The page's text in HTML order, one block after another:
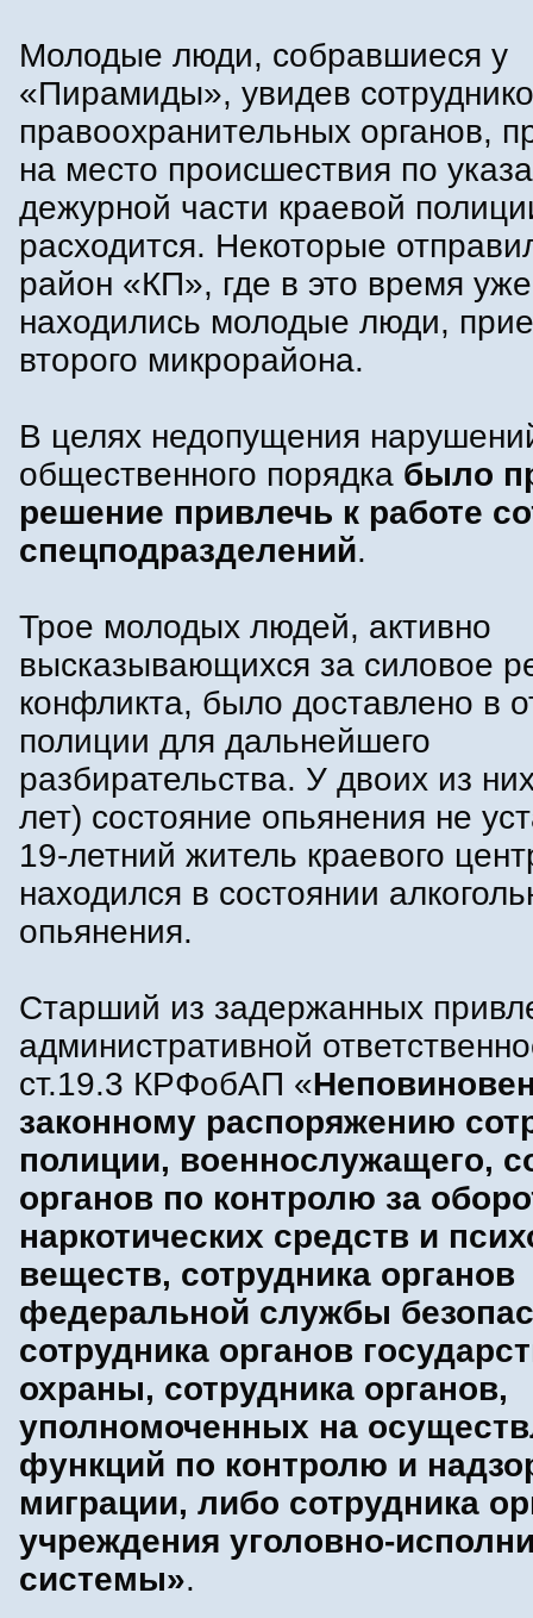
Молодые люди, собравшиеся у
«Пирамиды», увидев
правоохранительных органов,
на место происшествия по
дежурной части краевой
расходится. Некоторые
район «КП», где в это время уже
находились молодые люди,
второго микрорайона.
В целях недопущения
общественного порядка было
решение привлечь к работе
спецподразделений.
Трое молодых людей, активно
высказывающихся за силовое
конфликта, было доставлено в
полиции для дальнейшего
разбирательства. У двоих из
лет) состояние опьянения не
19-летний житель краевого
находился в состоянии
опьянения.
Старший из задержанных
административной
ст.19.3 КРФобАП «
законному распоряжению
полиции, военнослужащего,
органов по контролю за
наркотических средств и
веществ, сотрудника органов
федеральной службы
сотрудника органов
охраны, сотрудника органов,
уполномоченных на
функций по контролю и
миграции, либо сотрудника
учреждения уголовно-
системы».